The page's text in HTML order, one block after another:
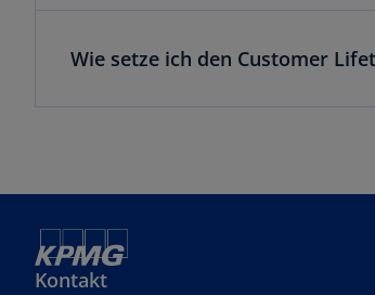
Wie setze ich den Customer
Kontakt